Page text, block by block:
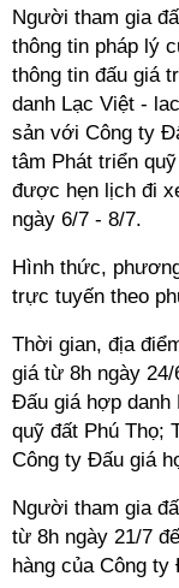
Người tham gia
thông tin pháp lý
thông tin đấu giá
danh Lạc Việt -
sản với Công ty
tâm Phát triển
được hẹn lịch đi
ngày 6/7 - 8/7.
Hình thức,
trực tuyến theo
Thời gian, địa
giá từ 8h ngày
Đấu giá hợp danh
quỹ đất Phú Thọ;
Công ty Đấu giá
Người tham gia
từ 8h ngày 21/7
hàng của Công